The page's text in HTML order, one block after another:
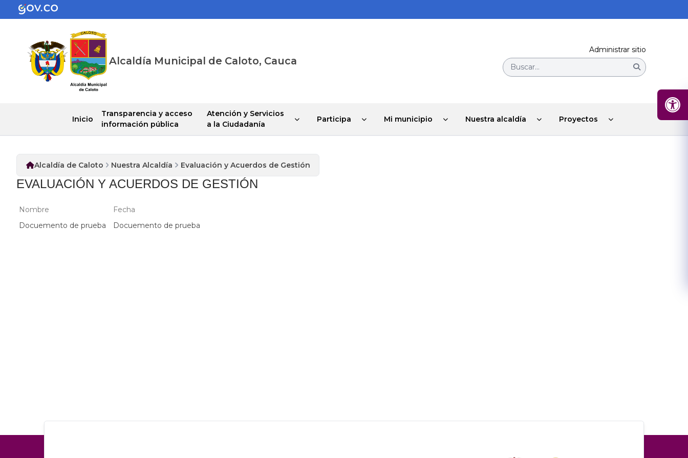
Alcaldía Municipal de Caloto, Cauca
Administrar sitio
Buscar...
Inicio
Transparencia y acceso
información pública
Atención y Servicios
a la Ciudadanía
Participa Mi municipio Nuestra alcaldía Proyectos
Alcaldía de Caloto Nuestra Alcaldía Evaluación y Acuerdos de Gestión
EVALUACIÓN Y ACUERDOS DE GESTIÓN
Nombre
Fecha
Docuemento de prueba
Docuemento de prueba